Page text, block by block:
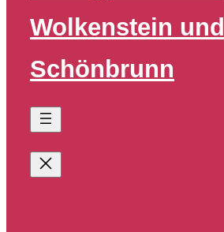
Wolkenstein und
Schönbrunn